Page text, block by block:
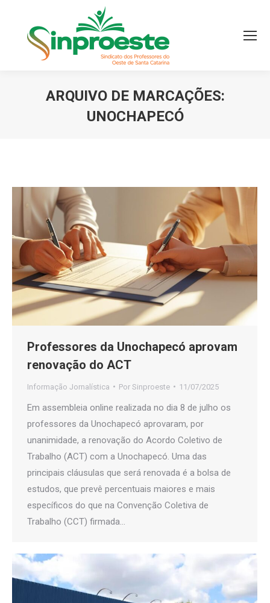
ARQUIVO DE MARCAÇÕES:
UNOCHAPECÓ
Professores da Unochapecó aprovam
renovação do ACT
Informação Jornalística Por Sinproeste 11/07/2025
Em assembleia online realizada no dia 8 de julho os
professores da Unochapecó aprovaram, por
unanimidade, a renovação do Acordo Coletivo de
Trabalho (ACT) com a Unochapecó. Uma das
principais cláusulas que será renovada é a bolsa de
estudos, que prevê percentuais maiores e mais
específicos do que na Convenção Coletiva de
Trabalho (CCT) firmada…